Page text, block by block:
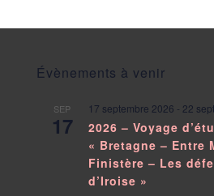
Évènements à venir
SEP
17
17 septembre 2026 - 22
2026 – Voyage
« Bretagne – Entre
Finistère – Les
d’Iroise »